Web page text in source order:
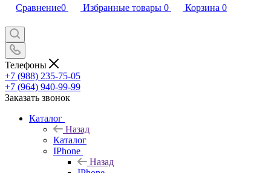
Сравнение0 Избранные товары 0 Корзина 0
Телефоны
+7 (988) 235-75-05
+7 (964) 940-99-99
Заказать звонок
Каталог
Назад
Каталог
IPhone
Назад